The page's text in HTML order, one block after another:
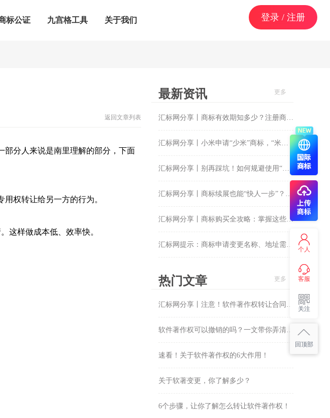
标公证 九宫格工具 关于我们 登录 / 注册
返回文章列表
部分人来说是南里理解的部分，下面
权转让给另一方的行为。
这样做成本低、效率快。
最新资讯 更多
汇标网分享丨商标有效期知多少？注册商标如何成就品牌传奇？
汇标网分享丨小米申请“少米”商标，“米字辈”商标再添新成员？
汇标网分享丨别再踩坑！如何规避使用“未注册商标”的风险
汇标网分享丨商标续展也能“快人一步”？揭秘提前办理秘籍！
汇标网分享丨商标购买全攻略：掌握这些隐藏细节，轻松搞定！
汇标网提示：商标申请变更名称、地址需要哪些材料？
热门文章 更多
汇标网分享丨注意！软件著作权转让合同需要包含哪些内容?看这8大方面！
软件著作权可以撤销的吗？一文带你弄清楚！
速看！关于软件著作权的6大作用！
关于软著变更，你了解多少？
6个步骤，让你了解怎么转让软件著作权！
个人
客服
关注
回顶部